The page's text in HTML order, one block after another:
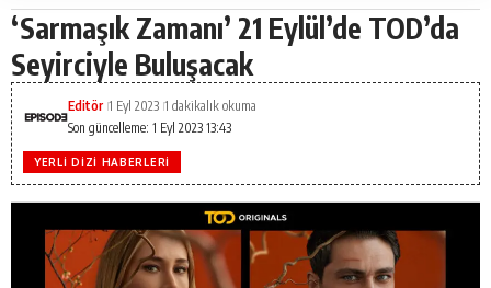
‘Sarmaşık Zamanı’ 21 Eylül’de TOD’da
Seyirciyle Buluşacak
Son güncelleme: 1 Eyl 2023 13:43
Editör 1 Eyl 2023 1 dakikalık okuma
YERLI DIZI HABERLERI